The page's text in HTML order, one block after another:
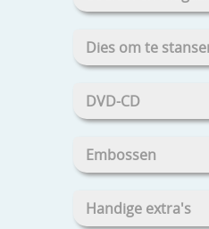
Dies om te
DVD-CD
Embossen
Handige extra's